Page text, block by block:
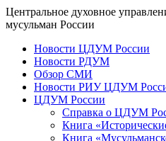
Центральное духовное
мусульман России
Новости ЦДУМ России
Новости РДУМ
Обзор СМИ
Новости РИУ ЦДУМ
ЦДУМ России
Справка о ЦДУМ
Книга
Книга